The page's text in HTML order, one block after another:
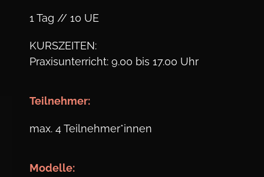
1 Tag // 10 UE
KURSZEITEN:
Praxisunterricht: 9.00 bis 17.00 Uhr
Teilnehmer:
max. 4 Teilnehmer*innen
Modelle: